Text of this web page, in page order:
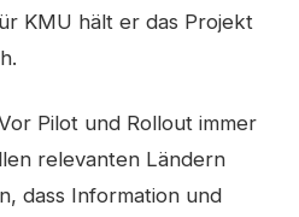
KMU hält er das Projekt
Pilot und Rollout immer
relevanten Ländern
dass Information und